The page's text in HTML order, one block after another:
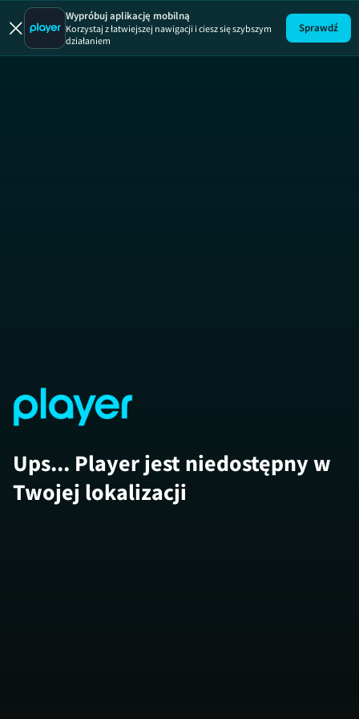
Wypróbuj aplikację mobilną
Korzystaj z łatwiejszej nawigacji i ciesz się szybszym
działaniem
Sprawdź
Ups... Player jest niedostępny w
Twojej lokalizacji